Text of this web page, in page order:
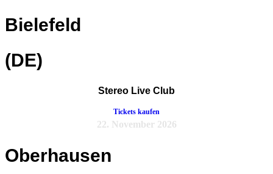
Bielefeld
(DE)
Stereo Live Club
Tickets kaufen
22. November 2026
Oberhausen